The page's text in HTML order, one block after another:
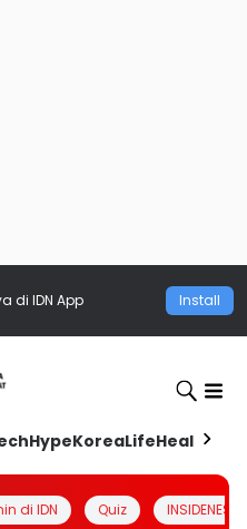
di IDN App Install
HypeKoreaLifeHealth
di IDN Quiz INSIDENESIA